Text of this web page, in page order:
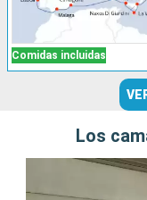
Comidas incluidas
Los